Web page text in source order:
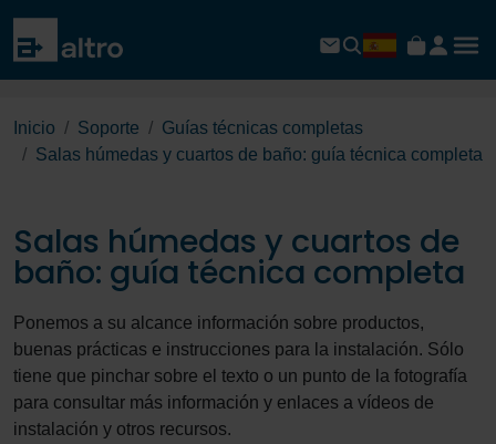
Inicio Soporte
Guías técnicas completas
Salas húmedas y cuartos de baño: guía técnica completa
Salas húmedas y cuartos de
baño: guía técnica completa
Ponemos a su alcance información sobre productos,
buenas prácticas e instrucciones para la instalación. Sólo
tiene que pinchar sobre el texto o un punto de la fotografía
para consultar más información y enlaces a vídeos de
instalación y otros recursos.